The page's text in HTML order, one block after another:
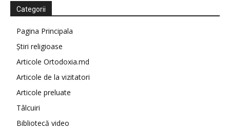
Categorii
Pagina Principala
Știri religioase
Articole Ortodoxia.md
Articole de la vizitatori
Articole preluate
Tâlcuiri
Bibliotecă video